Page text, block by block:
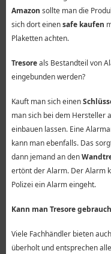
Amazon sollte man die
sich dort einensafe kaufen
Plaketten achten.
Tresoreals Bestandteil von
eingebunden werden?
Kauft man sich einen
man sich bei dem Hersteller
einbauen lassen. Eine
kann man ebenfalls. Das
dann jemand an den
ertönt der Alarm. Der Alarm
Polizei ein Alarm eingeht.
Kann man Tresore
Viele Fachhändler bieten auch
überholt und entsprechen